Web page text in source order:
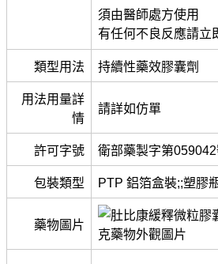
須由醫師處方使用
有任何不良反應請立
類型用法 持續性藥效膠囊劑
用法用量詳
情
請詳如仿單
許可字號 衛部藥製字第
包裝類型 PTP 鋁箔盒裝;;塑膠
藥物圖片